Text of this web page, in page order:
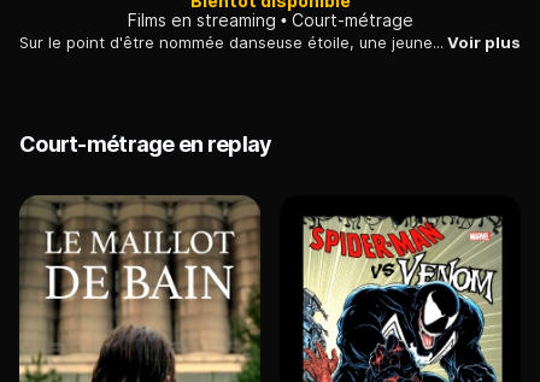
Films en streaming
Court-métrage
Sur le point d'être nommée danseuse étoile, une jeune femme pense qu'un autre événement pourrait bien remettre en cause son rêve de toujours. Voir plus
Court-métrage en replay